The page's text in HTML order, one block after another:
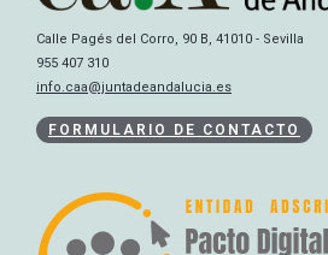
Calle Pagés del Corro, 90 B, 41010 - Sevilla
955 407 310
info.caa@juntadeandalucia.es
FORMULARIO DE CONTACTO